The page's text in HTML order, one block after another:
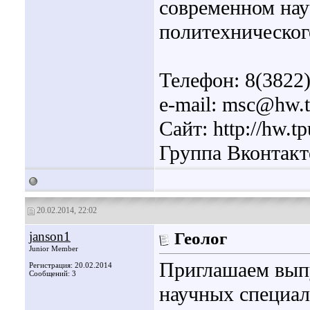
современном
Телефон:
e-mail:
Сайт: http://
Группа
20.02.2014, 22:02
janson1
Junior Member
Регистрация: 20.02.2014
Сообщений: 3
Геолог
Приглашаем
научных